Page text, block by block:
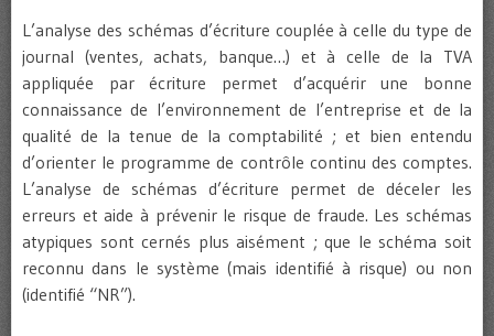
L’analyse des schémas d’écriture couplée à celle du type de
journal (ventes, achats, banque…) et à celle de la TVA
appliquée par écriture permet d’acquérir une bonne
connaissance de l’environnement de l’entreprise et de la
qualité de la tenue de la comptabilité ; et bien entendu
d’orienter le programme de contrôle continu des comptes.
L’analyse de schémas d’écriture permet de déceler les
erreurs et aide à prévenir le risque de fraude. Les schémas
atypiques sont cernés plus aisément ; que le schéma soit
reconnu dans le système (mais identifié à risque) ou non
(identifié “NR”).